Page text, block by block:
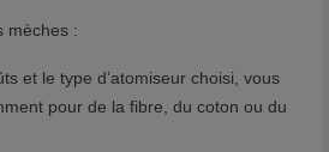
mèches :
et le type d’atomiseur choisi, vous
pour de la fibre, du coton ou du